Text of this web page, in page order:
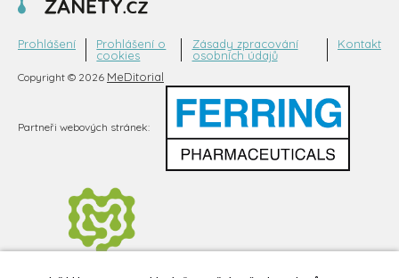
Copyright © 2026 MeDitorial
Prohlášení
Prohlášení o
cookies
Zásady zpracování
osobních údajů
Kontakt
Partneři webových stránek: